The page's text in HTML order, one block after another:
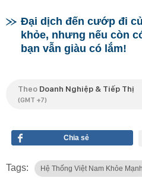
Đại dịch đến cướp đi
khỏe, nhưng nếu còn
bạn vẫn giàu có lắm!
Theo Doanh Nghiệp & Tiếp Thị
(GMT +7)
Chia sẻ
Tags: Hệ Thống Việt Nam Khỏe Mạnh